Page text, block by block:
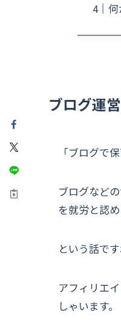
ブログ運
「ブログで
ブログなど
を就労と認
という話です
アフィリエ
しゃいます。